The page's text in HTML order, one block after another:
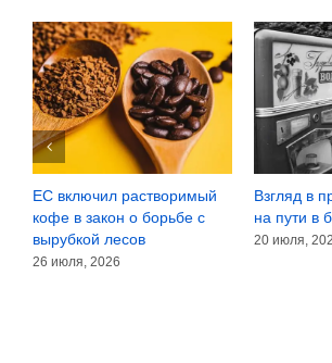
в прошлое вендинга
в будущее
2026
Японские тренды:
при температуре -
17 июля, 2026